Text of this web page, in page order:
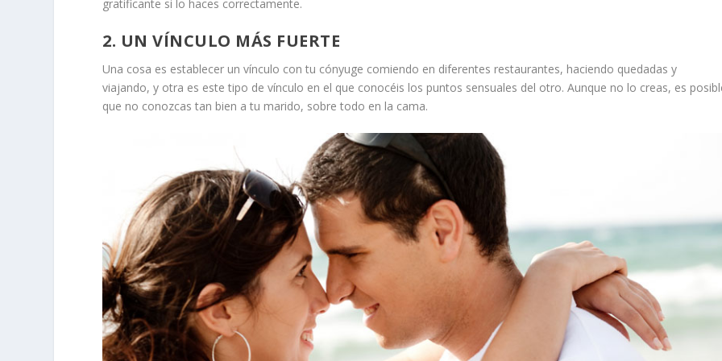
gratificante si lo haces correctamente.
2. UN VÍNCULO MÁS FUERTE
Una cosa es establecer un vínculo con tu cónyuge comiendo en diferentes restaurantes, haciendo quedadas y
viajando, y otra es este tipo de vínculo en el que conocéis los puntos sensuales del otro. Aunque no lo creas, es
que no conozcas tan bien a tu marido, sobre todo en la cama.